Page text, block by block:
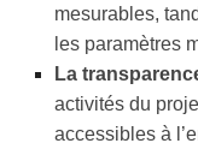
mesurables,
les paramètres
La
activités du
accessibles à